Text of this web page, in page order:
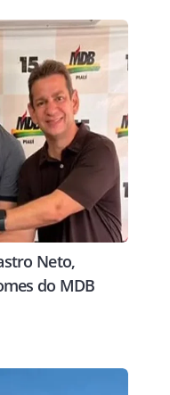
Neto,
do MDB